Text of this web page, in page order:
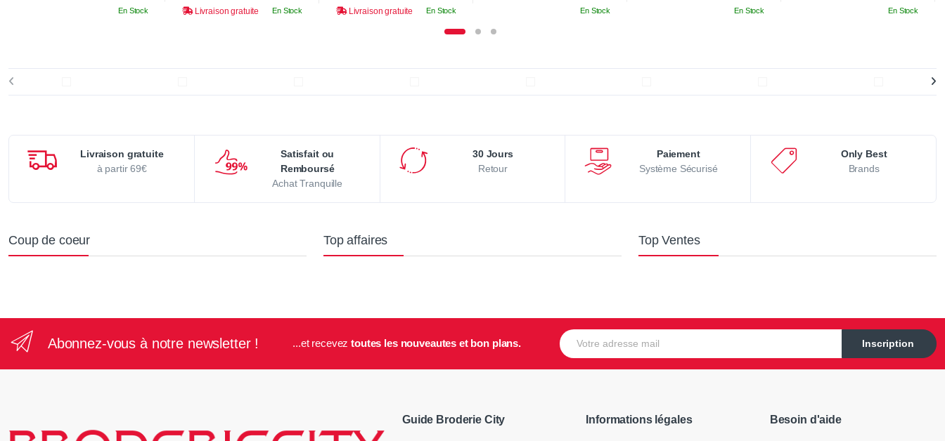
En Stock Livraison gratuite En Stock Livraison gratuite En Stock En Stock En Stock En Stock
Livraison gratuite
à partir 69€
Satisfait ou
Remboursé
Achat Tranquille
30 Jours
Retour
Paiement
Système Sécurisé
Only Best
Brands
Coup de coeur Top affaires Top Ventes
Abonnez-vous à notre newsletter ! ...et receveztoutes les nouveautes et bon plans.
E-mail
Inscription
Guide Broderie City Informations légales Besoin d'aide